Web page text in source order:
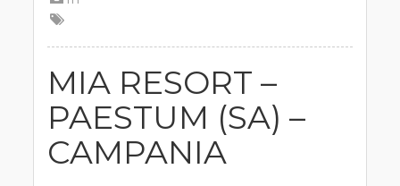
MIA RESORT –
PAESTUM (SA) –
CAMPANIA